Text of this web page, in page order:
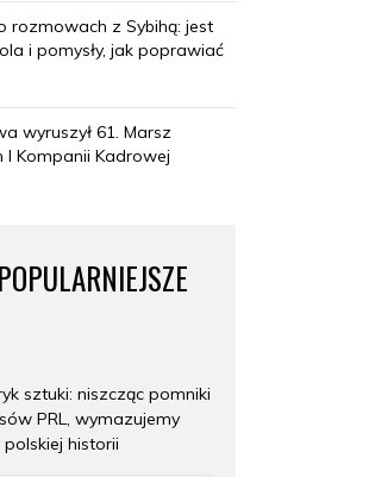
rozmowach z Sybihą: jest
i pomysły, jak poprawiać
wyruszył 61. Marsz
I Kompanii Kadrowej
sztuki: niszcząc pomniki
PRL, wymazujemy
polskiej historii